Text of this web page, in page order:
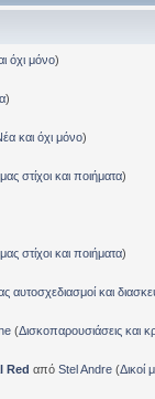
όχι μόνο)
)
και όχι μόνο)
στίχοι και ποιήματα)
στίχοι και ποιήματα)
αυτοσχεδιασμοί και
(Δισκοπαρουσιάσεις και
Red από Stel Andre(Δικοί